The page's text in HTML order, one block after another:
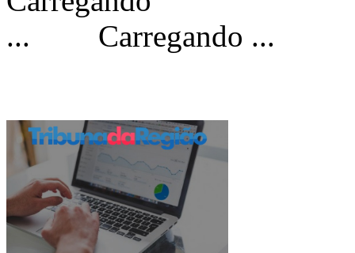
Carregando ...